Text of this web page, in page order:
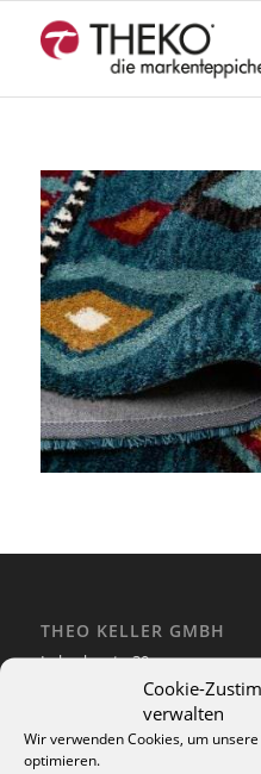
Cookie-
verwalten
Wir verwenden Cookies, um
optimieren.
THEO KELLER GMBH
Lohackerstr. 30
44867 Bochum
phone: + 49 (2327) 3083 - 20
e-mail:info@theko-